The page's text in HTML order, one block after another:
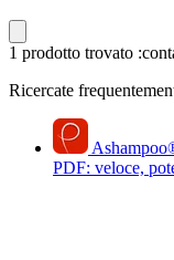
1 prodotto trovato
Ricercate
Ashampoo
PDF: veloce,